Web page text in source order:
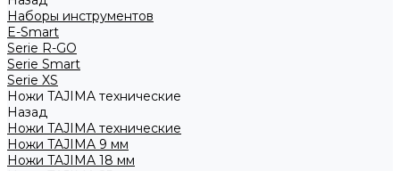
Наборы инструментов
E-Smart
Serie R-GO
Serie Smart
Serie XS
Ножи TAJIMA технические
Назад
Ножи TAJIMA технические
Ножи TAJIMA 9 мм
Ножи TAJIMA 18 мм